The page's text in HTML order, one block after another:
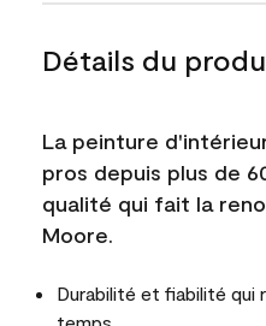
Détails du
La peinture
pros depuis plus de
qualité qui fait la
Moore.
Durabilité et fiabilité qui
temps